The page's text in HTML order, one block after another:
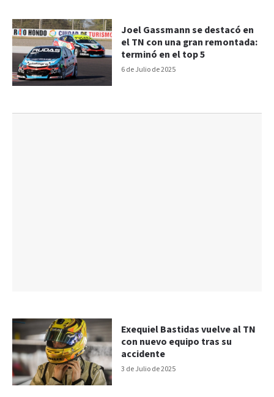
6 de Julio de 2025
Joel Gassmann se destacó en
el TN con una gran remontada:
terminó en el top 5
3 de Julio de 2025
Exequiel Bastidas vuelve al TN
con nuevo equipo tras su
accidente